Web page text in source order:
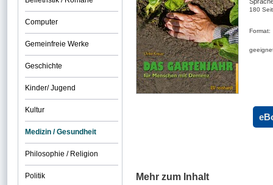
180
Format:
Mehr zum Inhalt
Computer
Gemeinfreie Werke
Geschichte
Kinder/ Jugend
Kultur
Medizin / Gesundheit
Philosophie / Religion
Politik